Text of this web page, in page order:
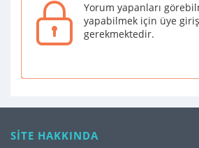
Yorum yapanları
yapabilmek için üye
gerekmektedir.
SİTE HAKKINDA